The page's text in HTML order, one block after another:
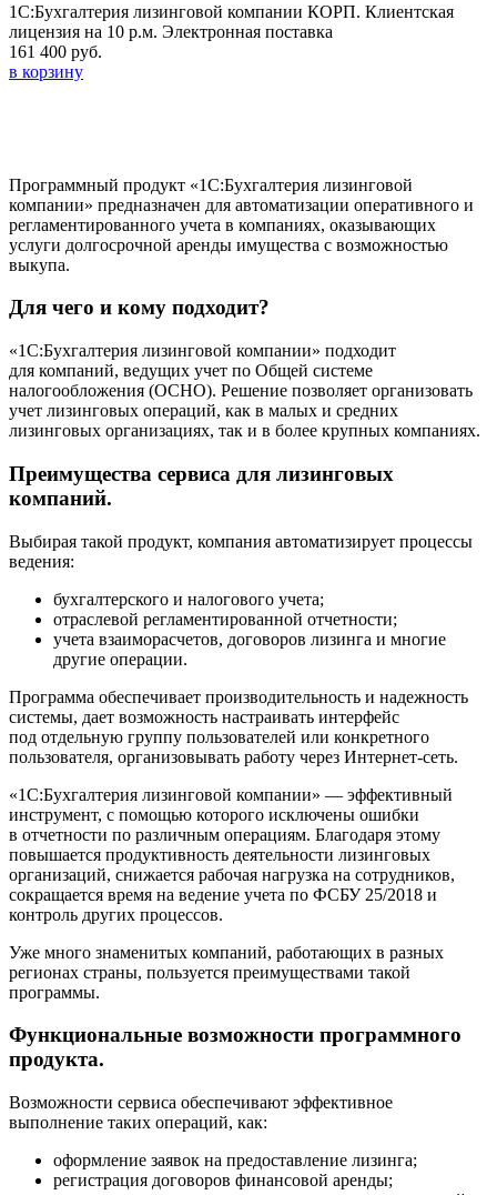
1С:Бухгалтерия лизинговой компании КОРП. Клиентская
лицензия на 10 р.м. Электронная поставка
161 400 руб.
в корзину
Программный продукт «1C:Бухгалтерия лизинговой
компании» предназначен для автоматизации оперативного и
регламентированного учета в компаниях, оказывающих
услуги долгосрочной аренды имущества с возможностью
выкупа.
Для чего и кому подходит?
«1C:Бухгалтерия лизинговой компании» подходит
для компаний, ведущих учет по Общей системе
налогообложения (ОСНО). Решение позволяет организовать
учет лизинговых операций, как в малых и средних
лизинговых организациях, так и в более крупных компаниях.
Преимущества сервиса для лизинговых
компаний.
Выбирая такой продукт, компания автоматизирует процессы
ведения:
бухгалтерского и налогового учета;
отраслевой регламентированной отчетности;
учета взаиморасчетов, договоров лизинга и многие
другие операции.
Программа обеспечивает производительность и надежность
системы, дает возможность настраивать интерфейс
под отдельную группу пользователей или конкретного
пользователя, организовывать работу через Интернет-сеть.
«1C:Бухгалтерия лизинговой компании» — эффективный
инструмент, с помощью которого исключены ошибки
в отчетности по различным операциям. Благодаря этому
повышается продуктивность деятельности лизинговых
организаций, снижается рабочая нагрузка на сотрудников,
сокращается время на ведение учета по ФСБУ 25/2018 и
контроль других процессов.
Уже много знаменитых компаний, работающих в разных
регионах страны, пользуется преимуществами такой
программы.
Функциональные возможности программного
продукта.
Возможности сервиса обеспечивают эффективное
выполнение таких операций, как:
оформление заявок на предоставление лизинга;
регистрация договоров финансовой аренды;